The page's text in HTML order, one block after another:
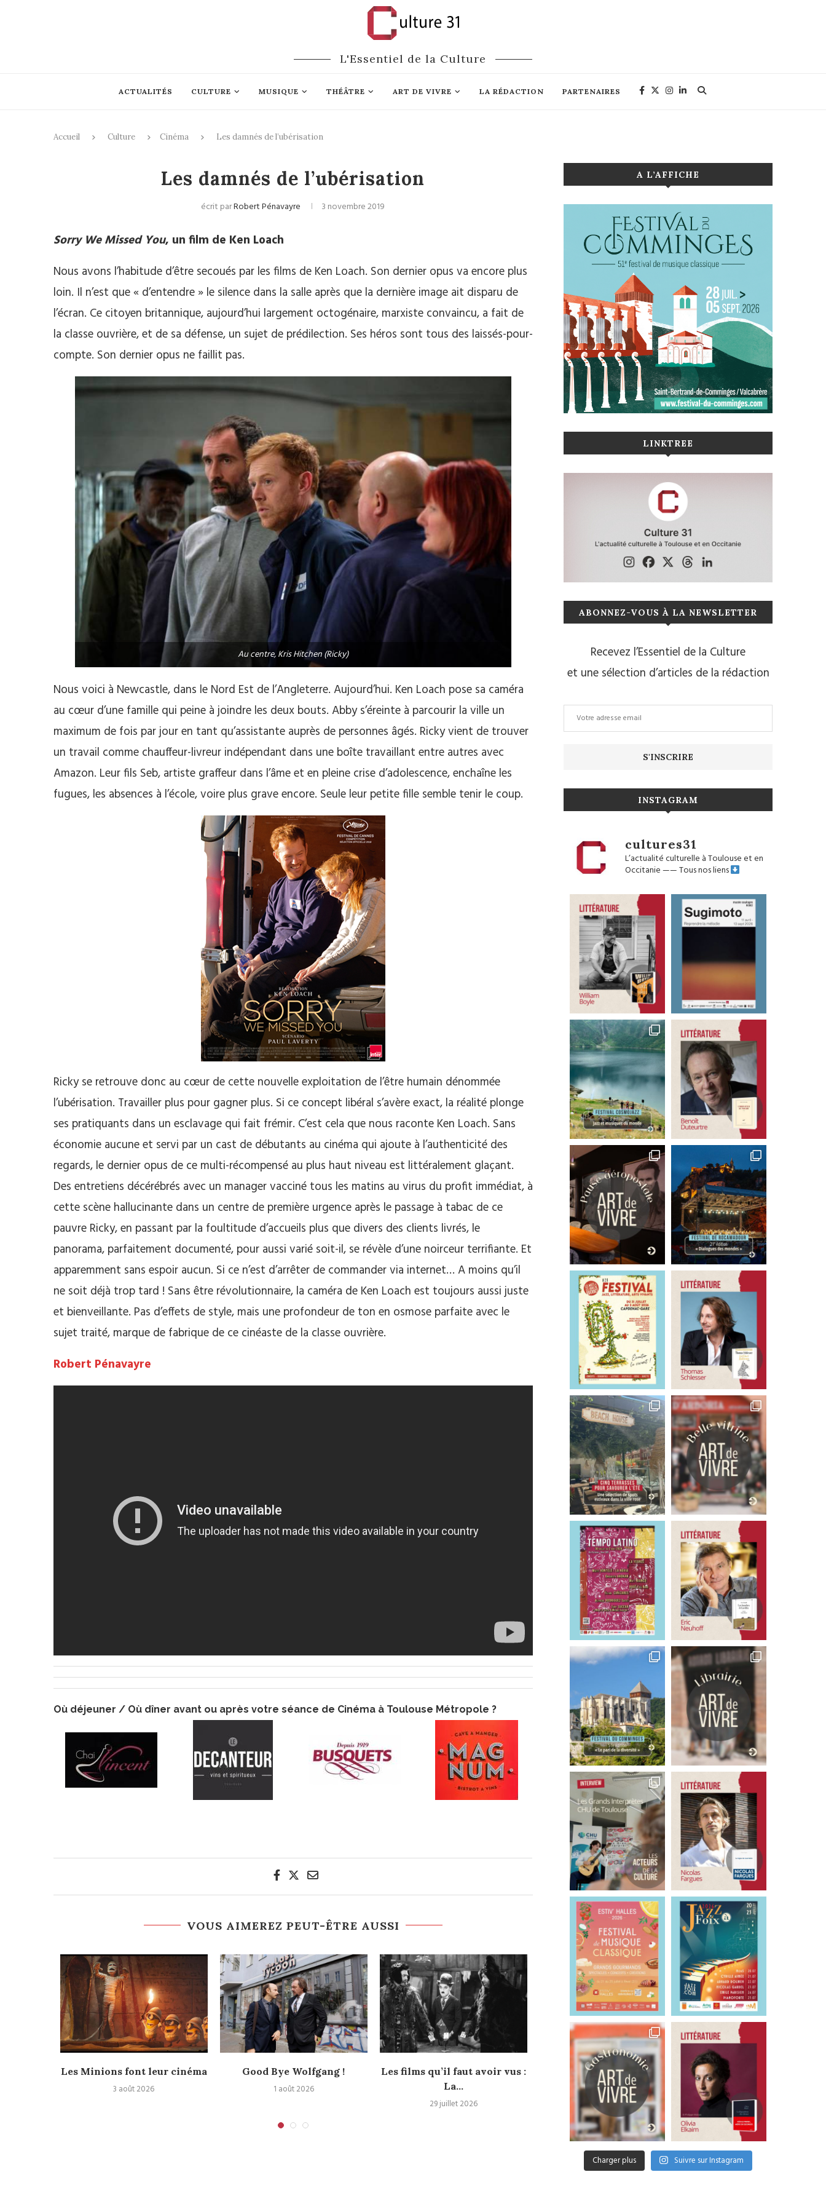
L'Essentiel de la Culture
ACTUALITÉS CULTURE MUSIQUE THÉÂTRE ART DE VIVRE LA RÉDACTION PARTENAIRES
Accueil Culture Cinéma Les damnés de l’ubérisation
Les damnés de l’ubérisation
écrit parRobert Pénavayre 3 novembre 2019
Sorry We Missed You, un film de Ken Loach
Nous avons l’habitude d’être secoués par les films de Ken Loach. Son dernier opus va encore plus
loin. Il n’est que « d’entendre » le silence dans la salle après que la dernière image ait disparu de
l’écran. Ce citoyen britannique, aujourd’hui largement octogénaire, marxiste convaincu, a fait de
la classe ouvrière, et de sa défense, un sujet de prédilection. Ses héros sont tous des laissés-pour-
compte. Son dernier opus ne faillit pas.
Au centre, Kris Hitchen (Ricky)
Nous voici à Newcastle, dans le Nord Est de l’Angleterre. Aujourd’hui. Ken Loach pose sa caméra
au cœur d’une famille qui peine à joindre les deux bouts. Abby s’éreinte à parcourir la ville un
maximum de fois par jour en tant qu’assistante auprès de personnes âgés. Ricky vient de trouver
un travail comme chauffeur-livreur indépendant dans une boîte travaillant entre autres avec
Amazon. Leur fils Seb, artiste graffeur dans l’âme et en pleine crise d’adolescence, enchaîne les
fugues, les absences à l’école, voire plus grave encore. Seule leur petite fille semble tenir le coup.
Ricky se retrouve donc au cœur de cette nouvelle exploitation de l’être humain dénommée
l’ubérisation. Travailler plus pour gagner plus. Si ce concept libéral s’avère exact, la réalité plonge
ses pratiquants dans un esclavage qui fait frémir. C’est cela que nous raconte Ken Loach. Sans
économie aucune et servi par un cast de débutants au cinéma qui ajoute à l’authenticité des
regards, le dernier opus de ce multi-récompensé au plus haut niveau est littéralement glaçant.
Des entretiens décérébrés avec un manager vacciné tous les matins au virus du profit immédiat, à
cette scène hallucinante dans un centre de première urgence après le passage à tabac de ce
pauvre Ricky, en passant par la foultitude d’accueils plus que divers des clients livrés, le
panorama, parfaitement documenté, pour aussi varié soit-il, se révèle d’une noirceur terrifiante. Et
apparemment sans espoir aucun. Si ce n’est d’arrêter de commander via internet… A moins qu’il
ne soit déjà trop tard ! Sans être révolutionnaire, la caméra de Ken Loach est toujours aussi juste
et bienveillante. Pas d’effets de style, mais une profondeur de ton en osmose parfaite avec le
sujet traité, marque de fabrique de ce cinéaste de la classe ouvrière.
Robert Pénavayre
Où déjeuner / Où dîner avant ou après votre séance de Cinéma à Toulouse Métropole ?
VOUS AIMEREZ PEUT-ÊTRE AUSSI
Les Minions font leur cinéma
3 août 2026
Good Bye Wolfgang !
1 août 2026
Les films qu’il faut avoir vus :
La...
29 juillet 2026
Inimitable « Français »
28 juillet 2026
Une légende
A L’AFFICHE
LINKTREE
ABONNEZ-VOUS À LA NEWSLETTER
Recevez l’Essentiel de la Culture
et une sélection d’articles de la rédaction
INSTAGRAM
cultures31
L’actualité culturelle à Toulouse et en
Occitanie——Tous nos liens
Charger plus Suivre sur Instagram